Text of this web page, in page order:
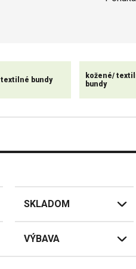
Bundy v našej ponuke sú
dámske aj pánske,
S nami nemusíte robiť
textilné bundy
kožené/
bundy
SKLADOM
VÝBAVA